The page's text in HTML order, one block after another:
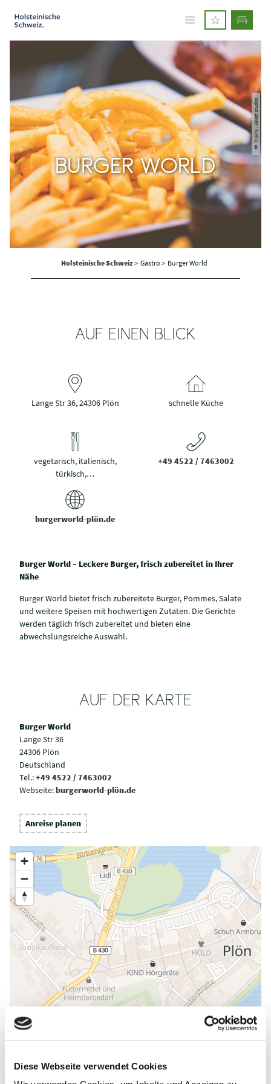
Diese Webseite verwendet Cookies
© TI GPS , Jalost Studios
BURGER WORLD
Holsteinische Schweiz> Gastro > Burger World
AUF EINEN BLICK
Lange Str 36, 24306 Plön schnelle Küche
vegetarisch, italienisch,
türkisch,…
+49 4522 / 7463002
burgerworld-plön.de
Burger World – Leckere Burger, frisch zubereitet in Ihrer
Nähe
Burger World bietet frisch zubereitete Burger, Pommes, Salate
und weitere Speisen mit hochwertigen Zutaten. Die Gerichte
werden täglich frisch zubereitet und bieten eine
abwechslungsreiche Auswahl.
AUF DER KARTE
Burger World
Lange Str 36
24306 Plön
Deutschland
Tel.:+49 4522 / 7463002
Webseite:burgerworld-plön.de
Anreise planen